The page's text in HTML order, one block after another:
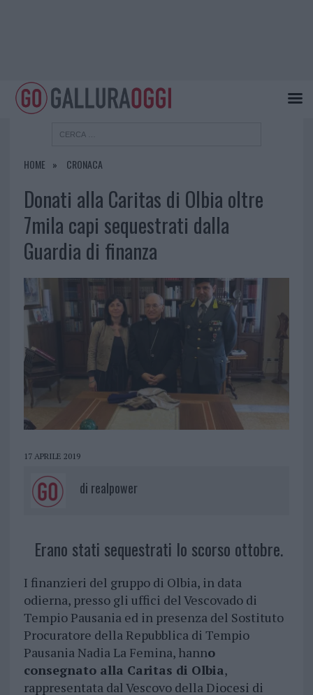
HOME CRONACA
Donati alla Caritas di Olbia oltre
7mila capi sequestrati dalla
Guardia di finanza
17 APRILE 2019
di realpower
Erano stati sequestrati lo scorso ottobre.
I finanzieri del gruppo di Olbia, in data
odierna, presso gli uffici del Vescovado di
Tempio Pausania ed in presenza del Sostituto
Procuratore della Repubblica di Tempio
Pausania Nadia La Femina, hanno
consegnato alla Caritas di Olbia,
rappresentata dal Vescovo della Diocesi di